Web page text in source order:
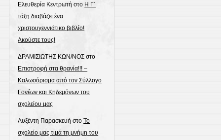
Ελευθερία Κεντρωτή στο Η Γ΄
τάξη διαβάζει ένα
χριστουγεννιάτικο βιβλίο!
Ακούστε τους!
ΔΡΑΜΙΣΙΩΤΗΣ ΚΩΝ/ΝΟΣ στο
Επιστροφή στα θρανία!!! –
Καλωσόρισμα από τον Σύλλογο
Γονέων και Κηδεμόνων του
σχολείου μας
Αυξέντη Παρασκευή στοΤο
σχολείο μας τιμά τη μνήμη του